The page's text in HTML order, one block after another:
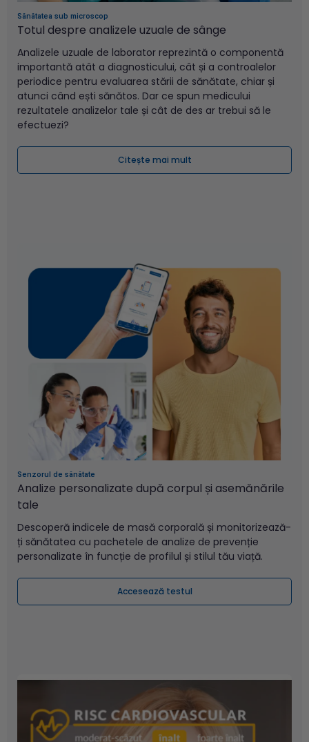
Sănătatea sub microscop
Totul despre analizele uzuale de sânge
Analizele uzuale de laborator reprezintă o componentă
importantă atât a diagnosticului, cât și a controalelor
periodice pentru evaluarea stării de sănătate, chiar și
atunci când ești sănătos. Dar ce spun medicului
rezultatele analizelor tale și cât de des ar trebui să le
efectuezi?
Citește mai mult
Senzorul de sănătate
Analize personalizate după corpul și asemănările
tale
Descoperă indicele de masă corporală și monitorizează-
ți sănătatea cu pachetele de analize de prevenție
personalizate în funcție de profilul și stilul tău viață.
Accesează testul